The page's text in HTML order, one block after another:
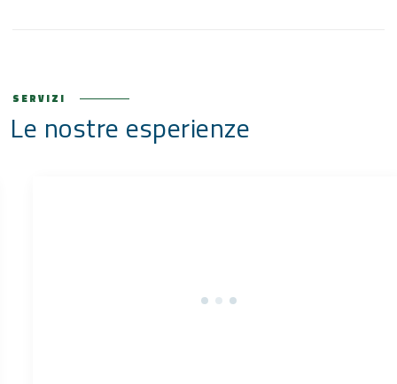
SERVIZI
Le nostre esperienze